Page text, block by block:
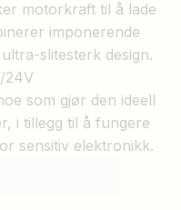
motorkraft til å lade
imponerende
slitesterk design.
24V
som gjør den ideell
i tillegg til å fungere
sensitiv elektronikk.